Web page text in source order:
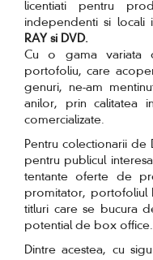
licentiati pentru
independenti si locali
RAY si DVD.
Cu o gama variata
portofoliu, care
genuri, ne-am
anilor, prin calitatea
comercializate.
Pentru colectionarii de
pentru publicul
tentante oferte de
promitator, portofoliul
titluri care se bucura
potential de box office.
Dintre acestea, cu